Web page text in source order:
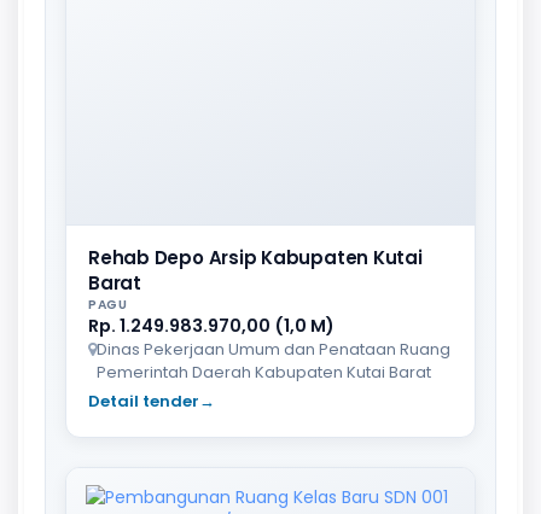
Rehab Depo Arsip Kabupaten Kutai
Barat
PAGU
Rp. 1.249.983.970,00 (1,0 M)
Dinas Pekerjaan Umum dan Penataan Ruang
Pemerintah Daerah Kabupaten Kutai Barat
Detail tender→